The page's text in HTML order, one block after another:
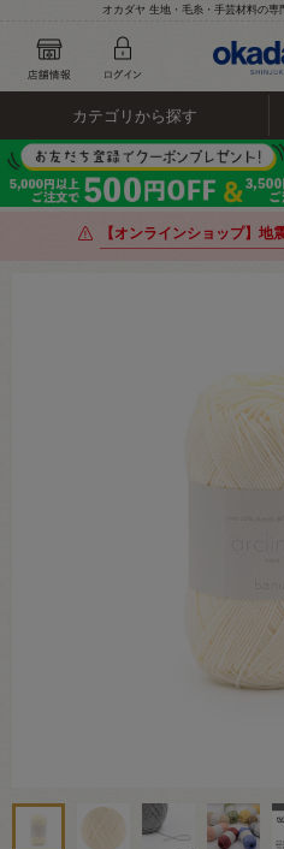
オカダヤ 生地・毛糸・手芸材料の専
カテゴリから探す
【オンラインショップ】地